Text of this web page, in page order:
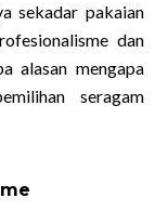
sekadar pakaian
dan
alasan mengapa
seragam